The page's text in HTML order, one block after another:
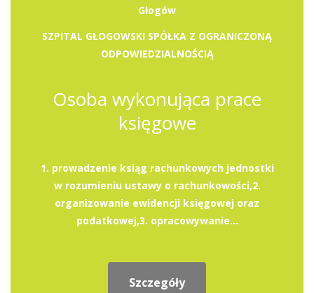
Głogów
SZPITAL GŁOGOWSKI SPÓŁKA Z OGRANICZONĄ
ODPOWIEDZIALNOŚCIĄ
Osoba wykonująca prace
księgowe
1. prowadzenie ksiąg rachunkowych jednostki
w rozumieniu ustawy o rachunkowości,2.
organizowanie ewidencji księgowej oraz
podatkowej,3. opracowywanie...
Szczegóły